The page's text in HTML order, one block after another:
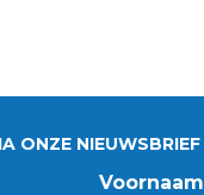
ONZE NIEUWSBRIEF
Voornaam